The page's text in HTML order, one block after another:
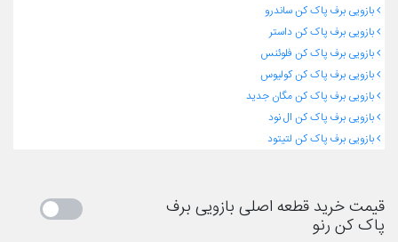
بازویی برف پاک کن ساندرو
بازویی برف پاک کن داستر
بازویی برف پاک کن فلوئنس
بازویی برف پاک کن کولیوس
بازویی برف پاک کن مگان جدید
بازویی برف پاک کن ال نود
بازویی برف پاک کن لتیتود
قیمت خرید قطعه اصلی بازویی برف
پاک کن رنو